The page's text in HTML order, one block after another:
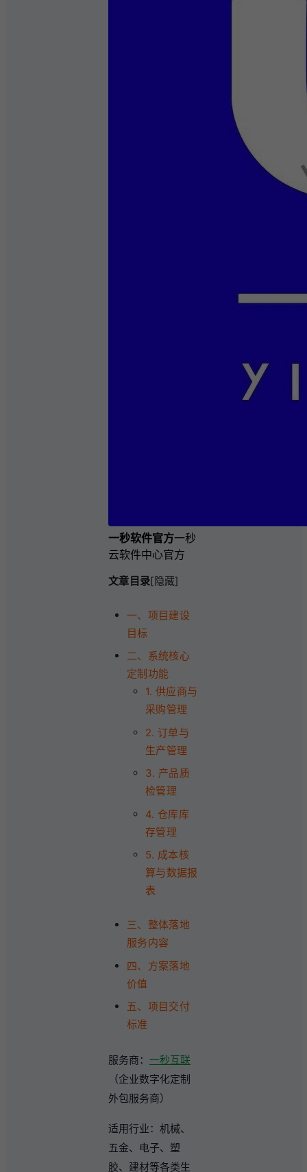
一秒软件官方一秒
云软件中心官方
文章目录[隐藏]
一、项目建设
目标
二、系统核心
定制功能
1. 供应商与
采购管理
2. 订单与
生产管理
3. 产品质
检管理
4. 仓库库
存管理
5. 成本核
算与数据报
表
三、整体落地
服务内容
四、方案落地
价值
五、项目交付
标准
服务商： 一秒互联
（企业数字化定制
外包服务商）
适用行业：机械、
五金、电子、塑
胶、建材等各类生